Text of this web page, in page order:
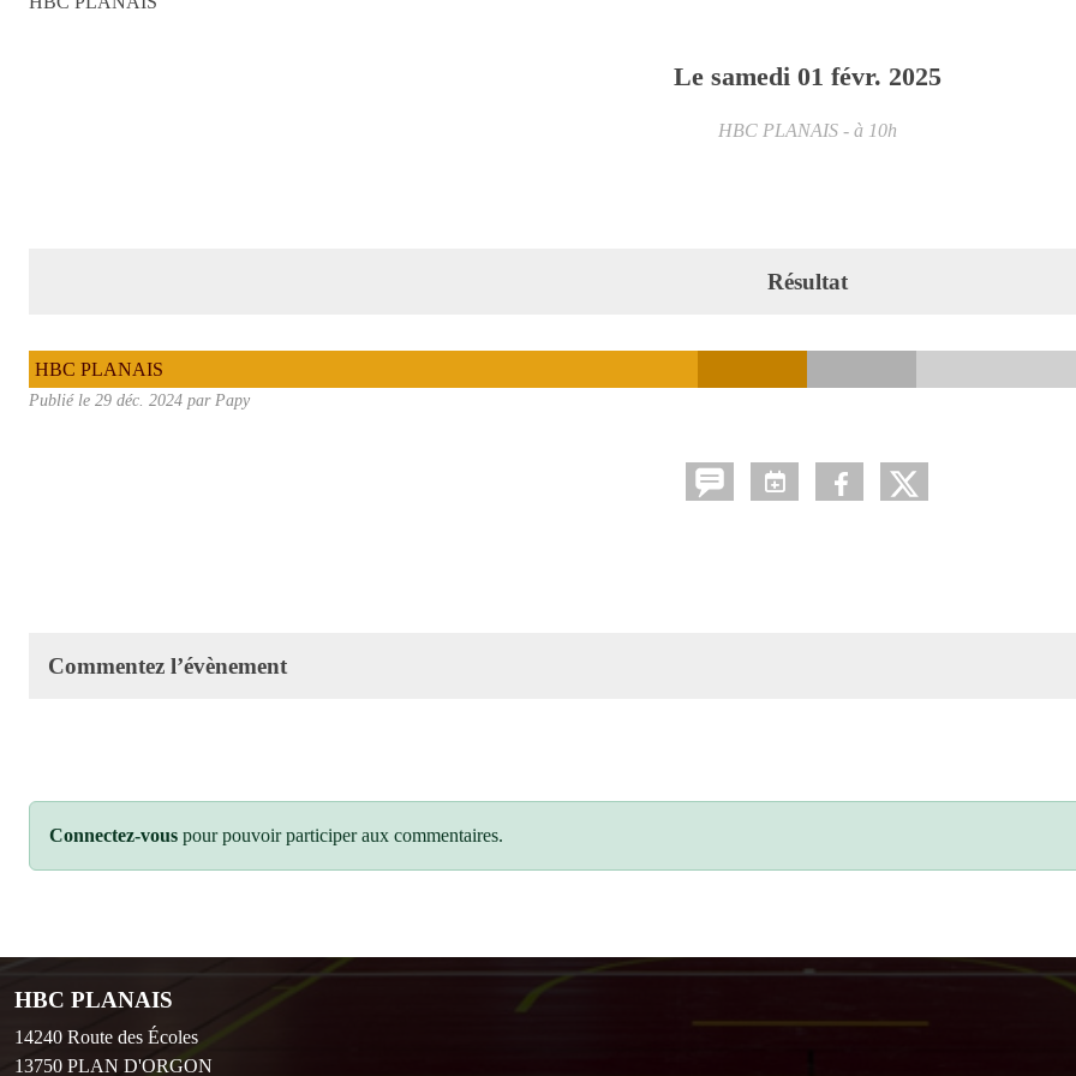
Le samedi 01 févr. 2025
HBC PLANAIS - à 10h
Résultat
HBC PLANAIS
Publié le 29 déc. 2024 par Papy
Commentez l’évènement
Connectez-vous pour pouvoir participer aux commentaires.
HBC PLANAIS
14240 Route des Écoles
13750 PLAN D'ORGON